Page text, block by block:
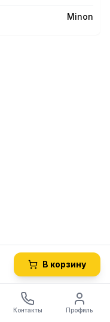
Minon
В корзину
Контакты Профиль